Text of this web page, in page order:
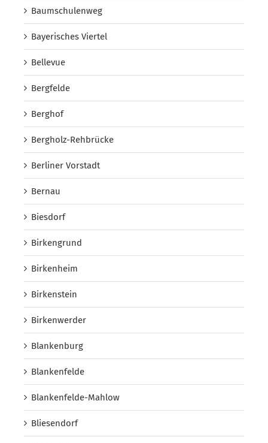
Baumschulenweg
Bayerisches Viertel
Bellevue
Bergfelde
Berghof
Bergholz-Rehbrücke
Berliner Vorstadt
Bernau
Biesdorf
Birkengrund
Birkenheim
Birkenstein
Birkenwerder
Blankenburg
Blankenfelde
Blankenfelde-Mahlow
Bliesendorf